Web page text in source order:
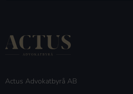
Actus Advokatbyrå AB